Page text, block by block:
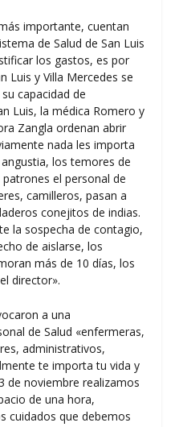
importante, cuentan
de Salud de San Luis
los gastos, es por
Luis y Villa Mercedes se
capacidad de
Luis, la médica Romero y
Zangla ordenan abrir
nada les importa
los temores de
el personal de
camilleros, pasan a
conejitos de indias.
la sospecha de contagio,
de aislarse, los
más de 10 días, los
director».
a una
de Salud «enfermeras,
administrativos,
te importa tu vida y
de noviembre realizamos
de una hora,
cuidados que debemos